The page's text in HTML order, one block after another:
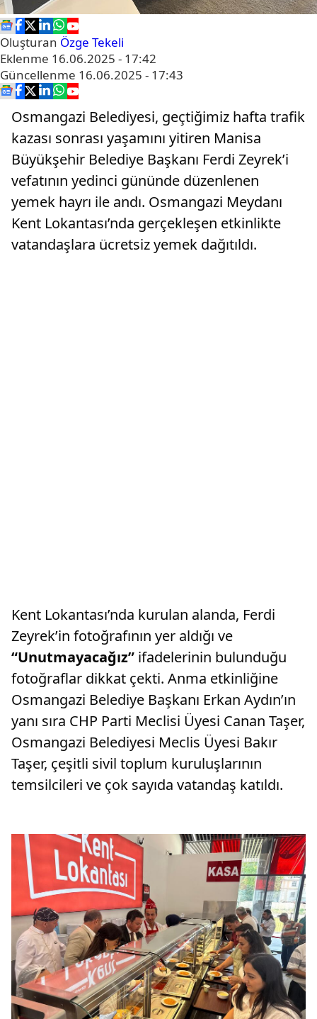
Oluşturan Özge Tekeli
Eklenme 16.06.2025 - 17:42
Güncellenme 16.06.2025 - 17:43
Osmangazi Belediyesi, geçtiğimiz hafta trafik
kazası sonrası yaşamını yitiren Manisa
Büyükşehir Belediye Başkanı Ferdi Zeyrek’i
vefatının yedinci gününde düzenlenen
yemek hayrı ile andı. Osmangazi Meydanı
Kent Lokantası’nda gerçekleşen etkinlikte
vatandaşlara ücretsiz yemek dağıtıldı.
Kent Lokantası’nda kurulan alanda, Ferdi
Zeyrek’in fotoğrafının yer aldığı ve
“Unutmayacağız” ifadelerinin bulunduğu
fotoğraflar dikkat çekti. Anma etkinliğine
Osmangazi Belediye Başkanı Erkan Aydın’ın
yanı sıra CHP Parti Meclisi Üyesi Canan Taşer,
Osmangazi Belediyesi Meclis Üyesi Bakır
Taşer, çeşitli sivil toplum kuruluşlarının
temsilcileri ve çok sayıda vatandaş katıldı.